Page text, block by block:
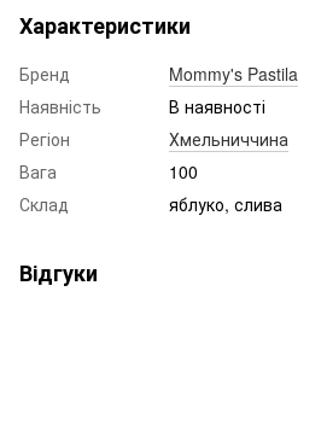
Характеристики
Бренд
Mommy's Pastila
Наявність
В наявності
Регіон
Хмельниччина
Вага
100
Склад
яблуко, слива
Відгуки